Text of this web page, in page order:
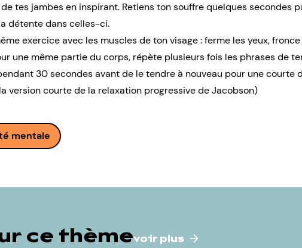
tes jambes en inspirant. Retiens ton souffre quelques secondes
détente dans celles-ci.
exercice avec les muscles de ton visage : ferme les yeux,
une même partie du corps, répète plusieurs fois les phrases de
30 secondes avant de le tendre à nouveau pour une courte
version courte de la relaxation progressive de Jacobson)
mentale
ce thèmevoir plus